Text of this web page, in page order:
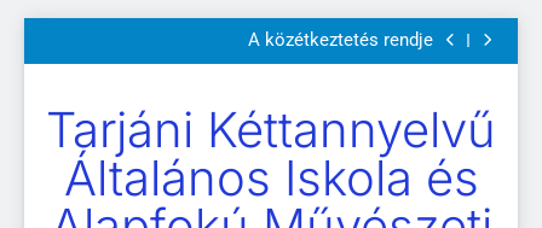
a
Szülői értekezletek 2026. május 04-14.
A közétkeztetés rendje
Kötelező és ajánlott olvasmányok
Szülői értekezletek 2026. május 04-14.
A közétkeztetés rendje
Kötelező és ajánlott olvasmányok
A Mi Világunk!
Tarjáni Kéttannyelvű
Általános Iskola és